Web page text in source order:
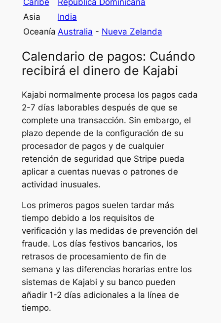
Asia
India
Oceanía Australia - Nueva Zelanda
Calendario de pagos: Cuándo
recibirá el dinero de Kajabi
Kajabi normalmente procesa los pagos cada
2-7 días laborables después de que se
complete una transacción. Sin embargo, el
plazo depende de la configuración de su
procesador de pagos y de cualquier
retención de seguridad que Stripe pueda
aplicar a cuentas nuevas o patrones de
actividad inusuales.
Los primeros pagos suelen tardar más
tiempo debido a los requisitos de
verificación y las medidas de prevención del
fraude. Los días festivos bancarios, los
retrasos de procesamiento de fin de
semana y las diferencias horarias entre los
sistemas de Kajabi y su banco pueden
añadir 1-2 días adicionales a la línea de
tiempo.